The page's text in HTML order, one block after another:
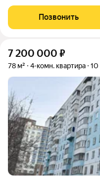
месте, окруженный лесным
пл. Калинина. Это
Позвонить
7 200 000 ₽
78 м² 4-комн. квартира 10